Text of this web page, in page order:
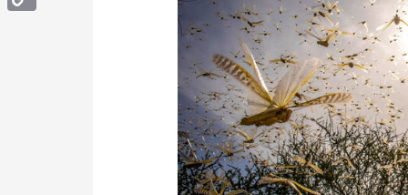
oriental
amenazados
por
la
langosta
del
desierto